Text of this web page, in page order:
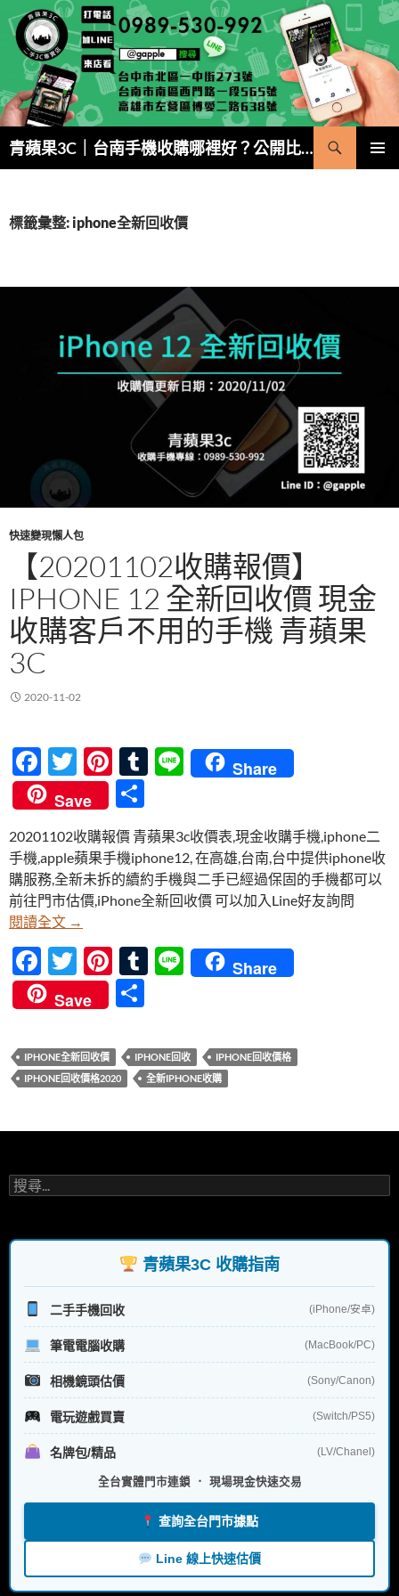
至
內
容
青蘋果3C｜台南手機收購哪裡好？公開比價・5 分鐘現金成交
搜
尋
標籤彙整: iphone全新回收價
快速變現懶人包
【20201102收購報價】
IPHONE 12 全新回收價 現金
收購客戶不用的手機 青蘋果
3C
2020-11-02
F
ac
e
b
o
o
k
T
w
itt
er
Pi
nt
er
es
t
T
bl
r
Li
Share
Save
享
20201102收購報價 青蘋果3c收價表,現金收購手機,iphone二
手機,apple蘋果手機iphone12, 在高雄,台南,台中提供iphone收
購服務,全新未拆的續約手機與二手已經過保固的手機都可以
前往門市估價,iPhone全新回收價 可以加入Line好友詢問
閱讀全文 【20201102收購報價】iPhone 12 全新回收價 現金
→
F
ac
e
b
o
k
T
w
itt
er
Pi
nt
er
es
t
T
bl
r
Li
Share
Save
IPHONE全新回收價 IPHONE回收
IPHONE回收價格
IPHONE回收價格2020
全新IPHONE收購
搜
尋
字:
青蘋果3C 收購指南
二手手機回收 (iPhone/安卓)
筆電電腦收購 (MacBook/PC)
相機鏡頭估價 (Sony/Canon)
電玩遊戲買賣 (Switch/PS5)
名牌包/精品 (LV/Chanel)
全台實體門市連鎖 ． 現場現金快速交易
查詢全台門市據點
Line 線上快速估價